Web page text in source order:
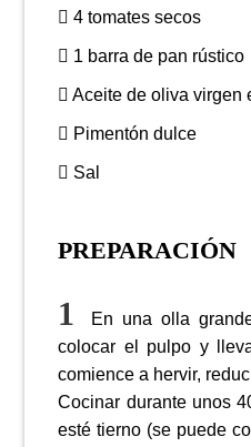
4 tomates secos
1 barra de pan rústico
Aceite de oliva virgen
Pimentón dulce
Sal
PREPARACIÓN
En una olla
colocar el pulpo y
comience a hervir,
Cocinar durante unos
esté tierno (se puede